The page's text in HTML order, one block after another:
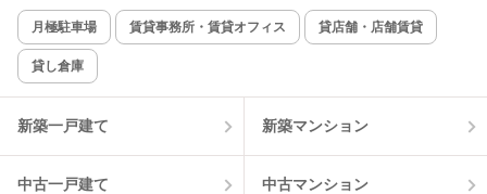
月極駐車場 賃貸事務所・賃貸オフィス 貸店舗・店舗賃貸
貸し倉庫
新築一戸建て 新築マンション
中古一戸建て 中古マンション